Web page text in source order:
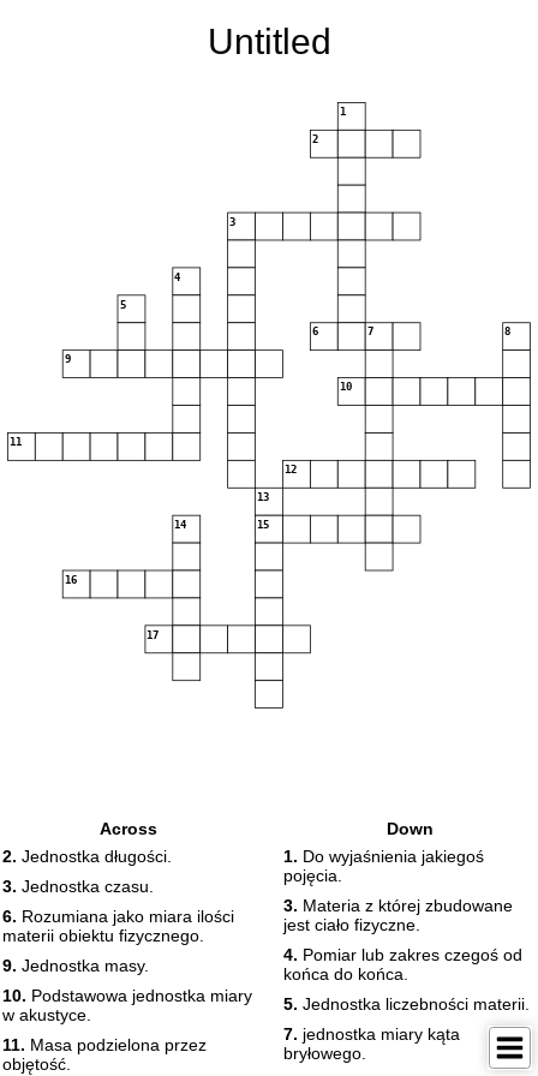
Untitled
1
2
3
4
5
6 7 8
9
10
11
12
13
14 15
16
17
Across
2. Jednostka długości.
3. Jednostka czasu.
6. Rozumiana jako miara ilości
materii obiektu fizycznego.
9. Jednostka masy.
10. Podstawowa jednostka miary
w akustyce.
11. Masa podzielona przez
objętość.
Down
1. Do wyjaśnienia jakiegoś
pojęcia.
3. Materia z której zbudowane
jest ciało fizyczne.
4. Pomiar lub zakres czegoś od
końca do końca.
5. Jednostka liczebności materii.
7. jednostka miary kąta
bryłowego.